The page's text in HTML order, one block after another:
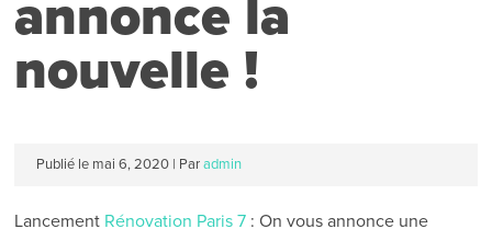
annonce la
nouvelle !
Publié le mai 6, 2020 | Par admin
Lancement Rénovation Paris 7 : On vous annonce une